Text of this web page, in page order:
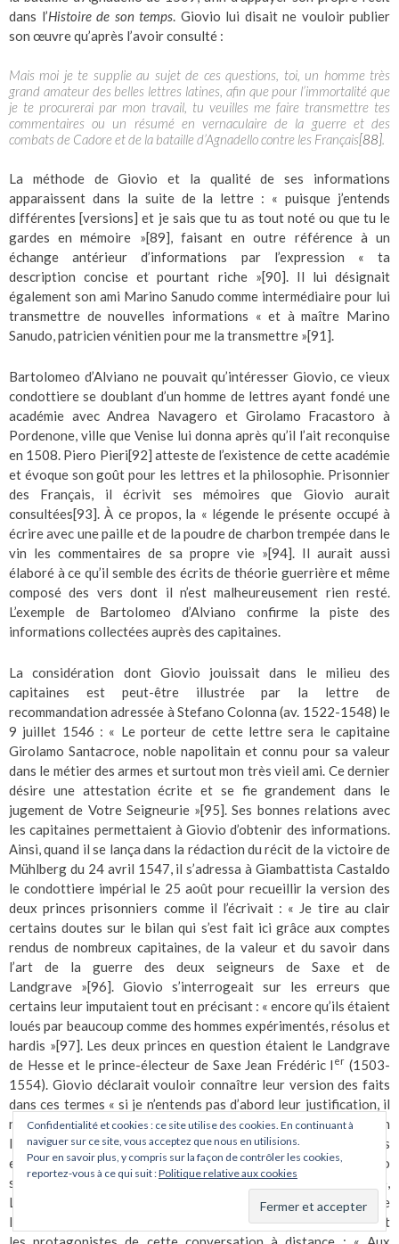
dans l’Histoire de son temps. Giovio lui disait ne vouloir publier
son œuvre qu’après l’avoir consulté :
Mais moi je te supplie au sujet de ces questions, toi, un homme très
grand amateur des belles lettres latines, afin que pour l’immortalité que
je te procurerai par mon travail, tu veuilles me faire transmettre tes
commentaires ou un résumé en vernaculaire de la guerre et des
combats de Cadore et de la bataille d’Agnadello contre les Français[88].
La méthode de Giovio et la qualité de ses informations
apparaissent dans la suite de la lettre : « puisque j’entends
différentes [versions] et je sais que tu as tout noté ou que tu le
gardes en mémoire »[89], faisant en outre référence à un
échange antérieur d’informations par l’expression « ta
description concise et pourtant riche »[90]. Il lui désignait
également son ami Marino Sanudo comme intermédiaire pour lui
transmettre de nouvelles informations « et à maître Marino
Sanudo, patricien vénitien pour me la transmettre »[91].
Bartolomeo d’Alviano ne pouvait qu’intéresser Giovio, ce vieux
condottiere se doublant d’un homme de lettres ayant fondé une
académie avec Andrea Navagero et Girolamo Fracastoro à
Pordenone, ville que Venise lui donna après qu’il l’ait reconquise
en 1508. Piero Pieri[92] atteste de l’existence de cette académie
et évoque son goût pour les lettres et la philosophie. Prisonnier
des Français, il écrivit ses mémoires que Giovio aurait
consultées[93]. À ce propos, la « légende le présente occupé à
écrire avec une paille et de la poudre de charbon trempée dans le
vin les commentaires de sa propre vie »[94]. Il aurait aussi
élaboré à ce qu’il semble des écrits de théorie guerrière et même
composé des vers dont il n’est malheureusement rien resté.
L’exemple de Bartolomeo d’Alviano confirme la piste des
informations collectées auprès des capitaines.
La considération dont Giovio jouissait dans le milieu des
capitaines est peut-être illustrée par la lettre de
recommandation adressée à Stefano Colonna (av. 1522-1548) le
9 juillet 1546 : « Le porteur de cette lettre sera le capitaine
Girolamo Santacroce, noble napolitain et connu pour sa valeur
dans le métier des armes et surtout mon très vieil ami. Ce dernier
désire une attestation écrite et se fie grandement dans le
jugement de Votre Seigneurie »[95]. Ses bonnes relations avec
les capitaines permettaient à Giovio d’obtenir des informations.
Ainsi, quand il se lança dans la rédaction du récit de la victoire de
Mühlberg du 24 avril 1547, il s’adressa à Giambattista Castaldo
le condottiere impérial le 25 août pour recueillir la version des
deux princes prisonniers comme il l’écrivait : « Je tire au clair
certains doutes sur le bilan qui s’est fait ici grâce aux comptes
rendus de nombreux capitaines, de la valeur et du savoir dans
l’art de la guerre des deux seigneurs de Saxe et de
Landgrave »[96]. Giovio s’interrogeait sur les erreurs que
certains leur imputaient tout en précisant : « encore qu’ils étaient
loués par beaucoup comme des hommes expérimentés, résolus et
hardis »[97]. Les deux princes en question étaient le Landgrave
de Hesse et le prince-électeur de Saxe Jean Frédéric I er (1503-
1554). Giovio déclarait vouloir connaître leur version des faits
dans ces termes « si je n’entends pas d’abord leur justification, il
ne serait pas honnête que j’envoie à la mémoire de la postérité en
l’écrivant témérairement »[98]. La lettre qu’il leur adressa nous
est heureusement conservée et a été publiée par G. G. Ferrero
sous le titre : « À Jean Frédéric, duc de Saxe et à Philippe,
Landgrave de Hesse »
. L’introduction très formelle de cette
lettre datée du 29 août 1547 rédigée en latin désigne clairement
Confidentialité et cookies : ce site utilise des cookies. En continuant à
naviguer sur ce site, vous acceptez que nous en utilisions.
Pour en savoir plus, y compris sur la façon de contrôler les cookies,
reportez-vous à ce qui suit :Politique relative aux cookies